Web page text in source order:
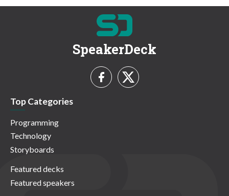
SpeakerDeck
Top Categories
Programming
Technology
Storyboards
Featured decks
Featured speakers